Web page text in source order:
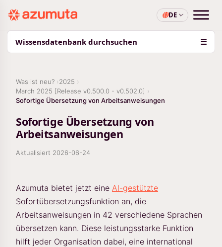
DE
Wissensdatenbank durchsuchen ☰
Was ist neu?
2025
March 2025 [Release v0.500.0 - v0.502.0]
Sofortige Übersetzung von Arbeitsanweisungen
Sofortige Übersetzung von
Arbeitsanweisungen
Aktualisiert 2026-06-24
Azumuta bietet jetzt eine AI-gestützte
Sofortübersetzungsfunktion an, die
Arbeitsanweisungen in 42 verschiedene Sprachen
übersetzen kann. Diese leistungsstarke Funktion
hilft jeder Organisation dabei, eine international